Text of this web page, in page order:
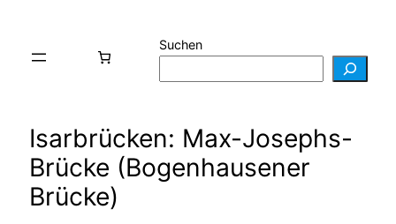
Suchen
Isarbrücken: Max-Josephs-
Brücke (Bogenhausener
Brücke)